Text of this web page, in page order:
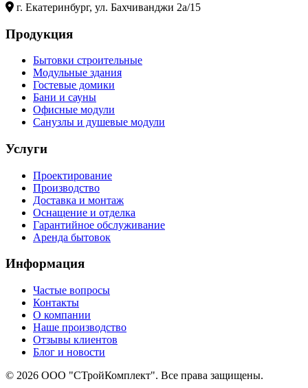
г. Екатеринбург, ул. Бахчиванджи 2а/15
Продукция
Бытовки строительные
Модульные здания
Гостевые домики
Бани и сауны
Офисные модули
Санузлы и душевые модули
Услуги
Проектирование
Производство
Доставка и монтаж
Оснащение и отделка
Гарантийное обслуживание
Аренда бытовок
Информация
Частые вопросы
Контакты
О компании
Наше производство
Отзывы клиентов
Блог и новости
© 2026 ООО "СТройКомплект". Все права защищены.